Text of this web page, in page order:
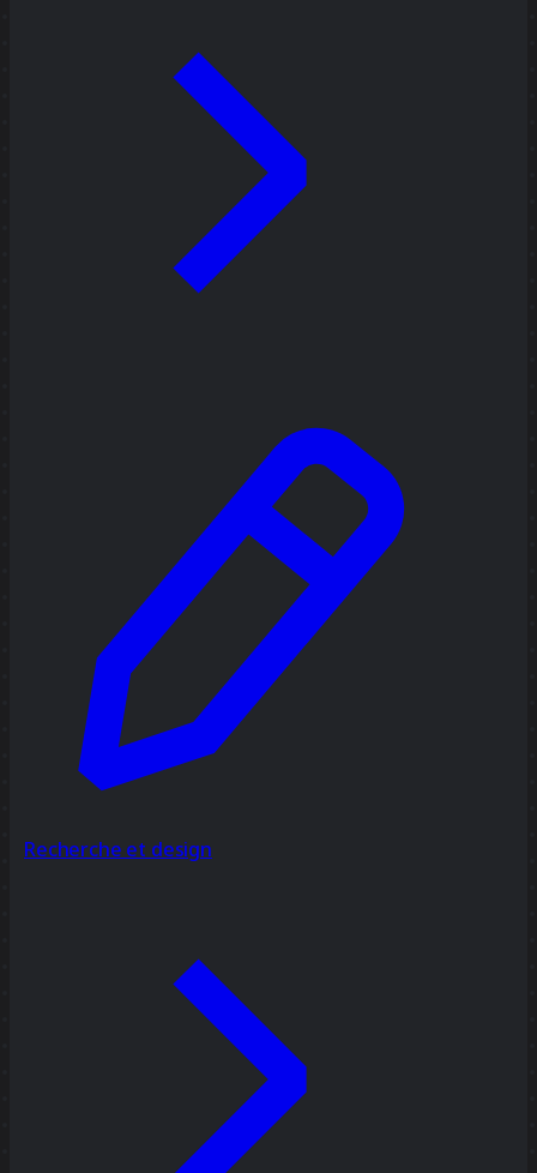
Recherche et design